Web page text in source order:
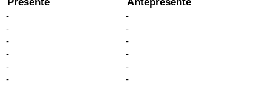
-
-
-
-
-
-
-
-
-
-
-
-